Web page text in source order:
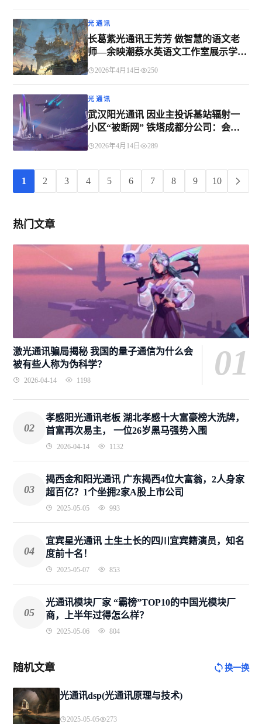
光通讯
长葛紫光通讯王芳芳 做智慧的语文老
师—余映潮蔡水英语文工作室展示学习
感悟（一）
2026年4月14日 250
光通讯
武汉阳光通讯 因业主投诉基站辐射一
小区“被断网” 铁塔成都分公司：会尽
快出测试报告
2026年4月14日 289
1 2 3 4 5 6 7 8 9 10
热门文章
激光通讯骗局揭秘 我国的量子通信为什么会
被有些人称为伪科学？
2026-04-14 1198 01
02
孝感阳光通讯老板 湖北孝感十大富豪榜大洗牌，
首富再次易主， 一位26岁黑马强势入围
2026-04-14 1132
03
揭西金和阳光通讯 广东揭西4位大富翁，2人身家
超百亿？1个坐拥2家A股上市公司
2025-05-05 993
04
宜宾星光通讯 土生土长的四川宜宾籍演员，知名
度前十名！
2025-05-07 853
05
光通讯模块厂家 “霸榜”TOP10的中国光模块厂
商，上半年过得怎么样？
2025-05-06 804
随机文章 换一换
光通讯dsp(光通讯原理与技术)
2025-05-05 273